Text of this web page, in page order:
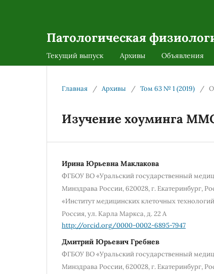
Патологическая
Текущий выпуск Архивы Объявления
Главная / Архивы / Том 63 № 1 (2019) /
Изучение хоуминга
Ирина Юрьевна Маклакова
ФГБОУ ВО «Уральский государственный
Минздрава России, 620028, г. Екатеринбург,
«Институт медицинских клеточных
Россия, ул. Карла Маркса, д. 22 А
http://orcid.org/0000-0002-6895-7947
Дмитрий Юрьевич Гребнев
ФГБОУ ВО «Уральский государственный
Минздрава России, 620028, г. Екатеринбург,